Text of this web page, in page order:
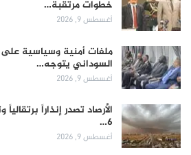
خطوات مرتقبة…
أغسطس 9, 2026
ملفات أمنية وسياسية على
السوداني يتوجه…
أغسطس 9, 2026
الأرصاد تصدر إنذاراً
6…
أغسطس 9, 2026